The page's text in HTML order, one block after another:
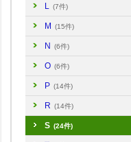
L (7件)
M (15件)
N (6件)
O (6件)
P (14件)
R (14件)
S (24件)